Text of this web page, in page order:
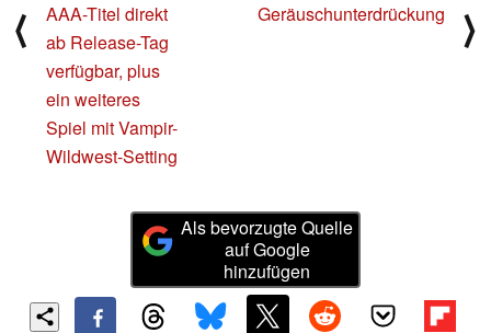
⟨
AAA-Titel direkt
ab Release-Tag
verfügbar, plus
ein weiteres
Spiel mit Vampir-
Wildwest-Setting
Geräuschunterdrückung
⟩
Als bevorzugte Quelle
auf Google
hinzufügen